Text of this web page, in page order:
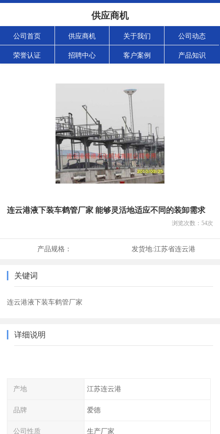
供应商机
公司首页 供应商机 关于我们 公司动态
荣誉认证 招聘中心 客户案例 产品知识
连云港液下装车鹤管厂家 能够灵活地适应不同的装卸需求
浏览次数： 54次
产品规格： 发货地:江苏省连云港
关键词
连云港液下装车鹤管厂家
详细说明
产地 江苏连云港
品牌 爱德
公司性质 生产厂家